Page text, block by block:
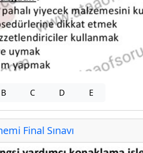
B C D E
Final Sınavı